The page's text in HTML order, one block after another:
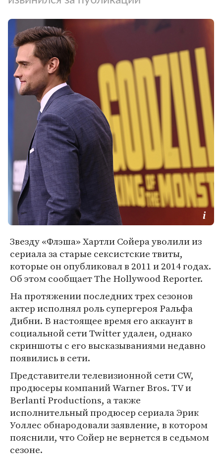
Звезду «Флэша» Хартли Сойера уволили из
сериала за старые сексистские твиты,
которые он опубликовал в 2011 и 2014 годах.
Об этом сообщает The Hollywood Reporter.
На протяжении последних трех сезонов
актер исполнял роль супергероя Ральфа
Дибни. В настоящее время его аккаунт в
социальной сети Twitter удален, однако
скриншоты с его высказываниями недавно
появились в сети.
Представители телевизионной сети CW,
продюсеры компаний Warner Bros. TV и
Berlanti Productions, а также
исполнительный продюсер сериала Эрик
Уоллес обнародовали заявление, в котором
пояснили, что Сойер не вернется в седьмом
сезоне.